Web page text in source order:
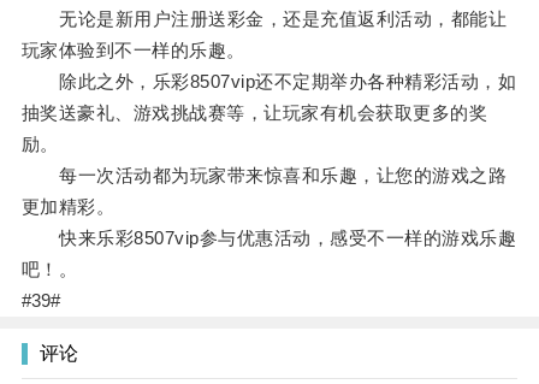
无论是新用户注册送彩金，还是充值返利活动，都能让
玩家体验到不一样的乐趣。
除此之外，乐彩8507vip还不定期举办各种精彩活动，如
抽奖送豪礼、游戏挑战赛等，让玩家有机会获取更多的奖
励。
每一次活动都为玩家带来惊喜和乐趣，让您的游戏之路
更加精彩。
快来乐彩8507vip参与优惠活动，感受不一样的游戏乐趣
吧！。
#39#
评论